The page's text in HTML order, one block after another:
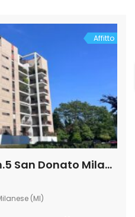
L’immobiliare Freedom
Affitto
Bilocale Via Europa n.5 San Donato Milanese (Rif. SDIFN104)
(MI)